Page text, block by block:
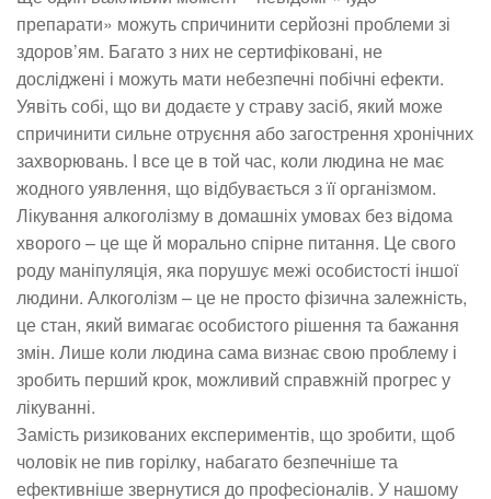
препарати» можуть спричинити серйозні проблеми зі
здоров’ям. Багато з них не сертифіковані, не
досліджені і можуть мати небезпечні побічні ефекти.
Уявіть собі, що ви додаєте у страву засіб, який може
спричинити сильне отруєння або загострення хронічних
захворювань. І все це в той час, коли людина не має
жодного уявлення, що відбувається з її організмом.
Лікування алкоголізму в домашніх умовах без відома
хворого – це ще й морально спірне питання. Це свого
роду маніпуляція, яка порушує межі особистості іншої
людини. Алкоголізм – це не просто фізична залежність,
це стан, який вимагає особистого рішення та бажання
змін. Лише коли людина сама визнає свою проблему і
зробить перший крок, можливий справжній прогрес у
лікуванні.
Замість ризикованих експериментів, що зробити, щоб
чоловік не пив горілку, набагато безпечніше та
ефективніше звернутися до професіоналів. У нашому